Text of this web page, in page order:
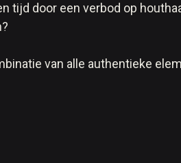
tijd door een verbod op
van alle authentieke